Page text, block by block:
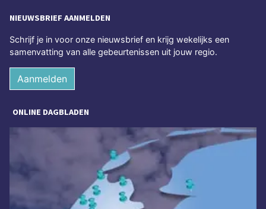
NIEUWSBRIEF AANMELDEN
Schrijf je in voor onze nieuwsbrief en krijg wekelijks een
samenvatting van alle gebeurtenissen uit jouw regio.
Aanmelden
ONLINE DAGBLADEN